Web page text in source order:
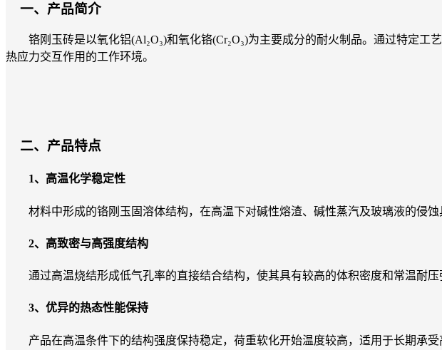
一、产品简介
铬刚玉砖是以氧化铝(Al₂O₃)和氧化铬(Cr₂O₃)为主要成分的耐火制品。通过特定工
热应力交互作用的工作环境。
二、产品特点
1、高温化学稳定性
材料中形成的铬刚玉固溶体结构，在高温下对碱性熔渣、碱性蒸汽及玻璃液的侵蚀
2、高致密与高强度结构
通过高温烧结形成低气孔率的直接结合结构，使其具有较高的体积密度和常温耐压
3、优异的热态性能保持
产品在高温条件下的结构强度保持稳定，荷重软化开始温度较高，适用于长期承受